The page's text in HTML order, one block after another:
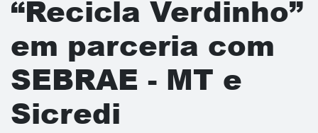
“Recicla Verdinho”
em parceria com
SEBRAE - MT e
Sicredi